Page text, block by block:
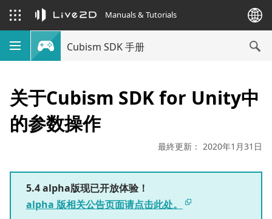
Manuals & Tutorials
Cubism SDK 手册
关于Cubism SDK for Unity中
的参数操作
最終更新： 2020年1月31日
5.4 alpha版现已开放体验！
alpha 版相关公告页面请点击此处。